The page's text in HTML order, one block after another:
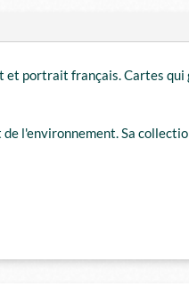
et portrait français. Cartes
l'environnement. Sa